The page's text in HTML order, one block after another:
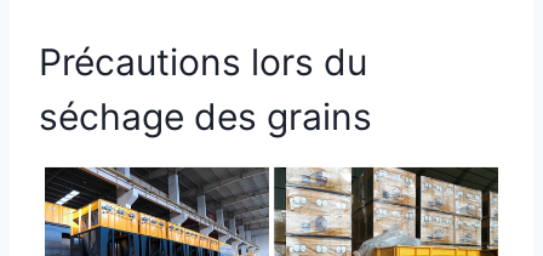
Précautions lors du
séchage des grains